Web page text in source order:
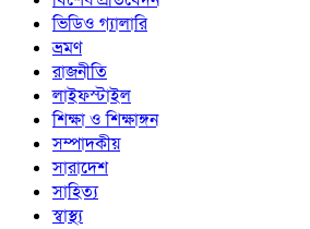
ভিডিও গ্যালারি
ভ্রমণ
রাজনীতি
লাইফস্টাইল
শিক্ষা ও শিক্ষাঙ্গন
সম্পাদকীয়
সারাদেশ
সাহিত্য
স্বাস্থ্য